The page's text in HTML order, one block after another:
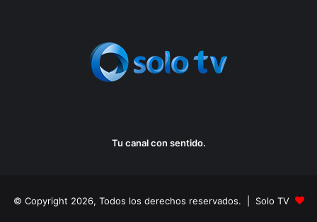
Tu canal con sentido.
© Copyright 2026, Todos los derechos reservados. | Solo TV